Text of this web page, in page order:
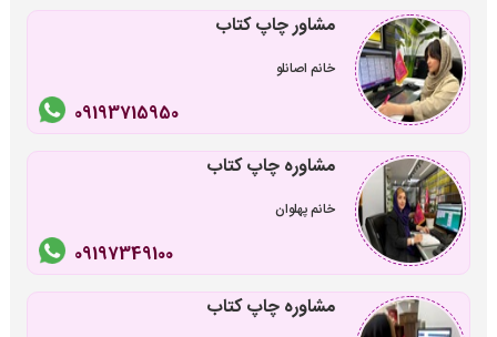
مشاور چاپ کتاب
خانم اصانلو
09193715950
مشاوره چاپ کتاب
خانم پهلوان
09197349100
مشاوره چاپ کتاب